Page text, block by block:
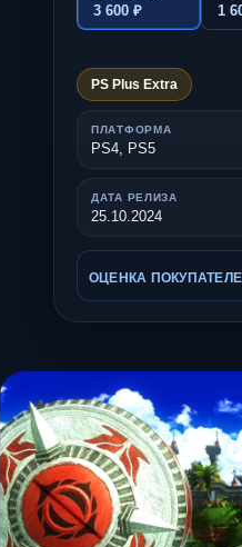
3 600 ₽ 1
PS Plus Extra
ПЛАТФОРМА
PS4, PS5
ДАТА РЕЛИЗА
25.10.2024
ОЦЕНКА